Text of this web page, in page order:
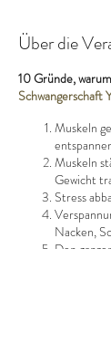
Über die
10 Gründe,
Schwangerschaft
Muskeln
Muskeln
Gewicht
Stress
Nacken,
Den